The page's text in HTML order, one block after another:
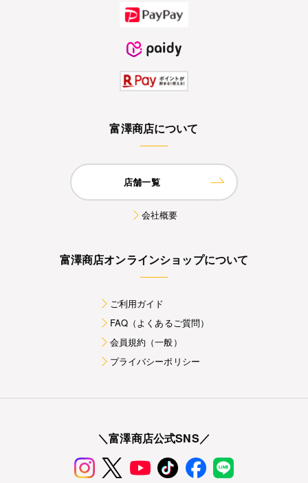
富澤商店について
店舗一覧
会社概要
富澤商店オンラインショップについて
ご利用ガイド
FAQ（よくあるご質問）
会員規約（一般）
プライバシーポリシー
＼富澤商店公式SNS／